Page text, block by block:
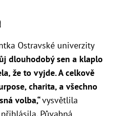
Ostravské univerzity
dlouhodobý sen a klaplo
že to vyjde. A celkově
charita, a všechno
volba,“vysvětlila